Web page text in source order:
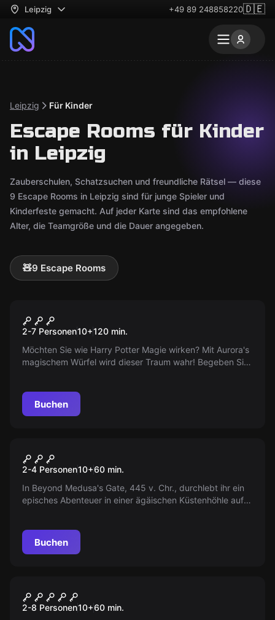
Leipzig +49 89 248858220🇩🇪
Leipzig Für Kinder
Escape Rooms für Kinder
in Leipzig
Zauberschulen, Schatzsuchen und freundliche Rätsel — diese
9 Escape Rooms in Leipzig sind für junge Spieler und
Kinderfeste gemacht. Auf jeder Karte sind das empfohlene
Alter, die Teamgröße und die Dauer angegeben.
🧸9 Escape Rooms
Populär
Outdoor Escape Auroras
Magischer Würfel
2-7 Personen10+120 min.
Möchten Sie wie Harry Potter Magie wirken? Mit Aurora's
magischem Würfel wird dieser Traum wahr! Begeben Sie
Buchen
Beyond Medusa's Gate VR
2-4 Personen10+60 min.
In Beyond Medusa's Gate, 445 v. Chr., durchlebt ihr ein
episches Abenteuer in einer ägäischen Küstenhöhle auf
Buchen
Der mysteriöse Dr. Seltsam
2-8 Personen10+60 min.